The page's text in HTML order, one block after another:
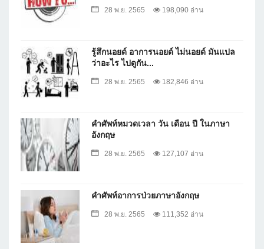
28 พ.ย. 2565 198,090 อ่าน
รู้สึกนอยด์ อาการนอยด์ ไม่นอยด์ มันแปล
ว่าอะไร ไปดูกัน...
28 พ.ย. 2565 182,846 อ่าน
คำศัพท์หมวดเวลา วัน เดือน ปี ในภาษา
อังกฤษ
28 พ.ย. 2565 127,107 อ่าน
คำศัพท์อาการป่วยภาษาอังกฤษ
28 พ.ย. 2565 111,352 อ่าน